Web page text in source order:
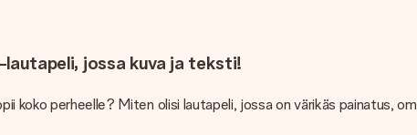
lautapeli, jossa kuva ja teksti!
koko perheelle? Miten olisi lautapeli, jossa on värikäs painatus,